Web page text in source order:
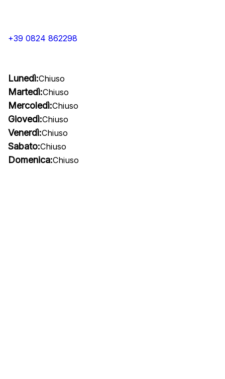
+39 0824 862298
Lunedì:Chiuso
Martedì:Chiuso
Mercoledì:Chiuso
Giovedì:Chiuso
Venerdì:Chiuso
Sabato:Chiuso
Domenica:Chiuso